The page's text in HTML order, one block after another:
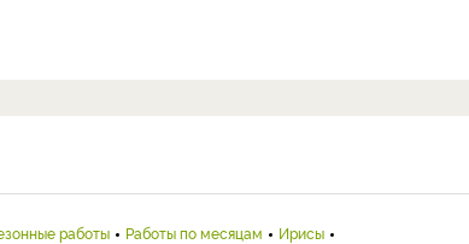
работы Работы по месяцам
Ирисы